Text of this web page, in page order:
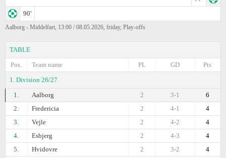
90'
Aalborg - Middelfart, 13:00 / 08.05.2026, friday, Play-offs
TABLE
Pos.
Team name Pts
GD
PL
1. Division 26/27
1.
Aalborg 6
3-1
2
2.
Fredericia 4
4-1
2
3.
Vejle 4
4-2
2
4.
Esbjerg 4
4-3
2
5.
Hvidovre 4
3-2
2